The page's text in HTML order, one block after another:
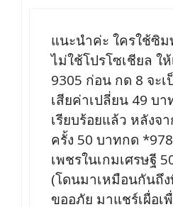
แนะนำค่ะ ใครใช้ซิม
ไม่ใช้โปรโซเชียล ใ
9305 ก่อน กด 8 จะเ
เสียค่าเปลี่ยน 49 บา
เรียบร้อยแล้ว หลังจ
ครั้ง 50 บาทกด
เพชรในเกมเศรษฐี
(โดนมาเหมือนกันถึง
ขออภัย มาแชร์เผื่อเ